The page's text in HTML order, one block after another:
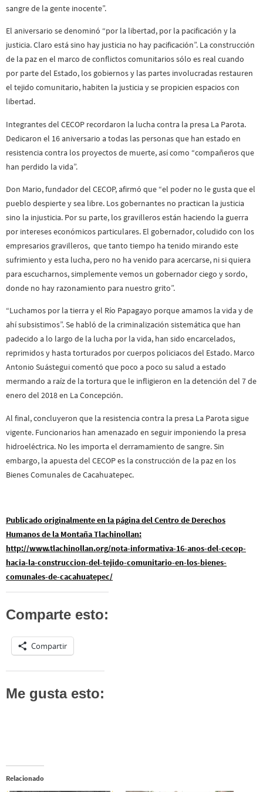
sangre de la gente inocente”.
El aniversario se denominó “por la libertad, por la pacificación y la
justicia. Claro está sino hay justicia no hay pacificación”. La construcción
de la paz en el marco de conflictos comunitarios sólo es real cuando
por parte del Estado, los gobiernos y las partes involucradas restauren
el tejido comunitario, habiten la justicia y se propicien espacios con
libertad.
Integrantes del CECOP recordaron la lucha contra la presa La Parota.
Dedicaron el 16 aniversario a todas las personas que han estado en
resistencia contra los proyectos de muerte, así como “compañeros que
han perdido la vida”.
Don Mario, fundador del CECOP, afirmó que “el poder no le gusta que el
pueblo despierte y sea libre. Los gobernantes no practican la justicia
sino la injusticia. Por su parte, los gravilleros están haciendo la guerra
por intereses económicos particulares. El gobernador, coludido con los
empresarios gravilleros, que tanto tiempo ha tenido mirando este
sufrimiento y esta lucha, pero no ha venido para acercarse, ni si quiera
para escucharnos, simplemente vemos un gobernador ciego y sordo,
donde no hay razonamiento para nuestro grito”.
“Luchamos por la tierra y el Río Papagayo porque amamos la vida y de
ahí subsistimos”. Se habló de la criminalización sistemática que han
padecido a lo largo de la lucha por la vida, han sido encarcelados,
reprimidos y hasta torturados por cuerpos policiacos del Estado. Marco
Antonio Suástegui comentó que poco a poco su salud a estado
mermando a raíz de la tortura que le infligieron en la detención del 7 de
enero del 2018 en La Concepción.
Al final, concluyeron que la resistencia contra la presa La Parota sigue
vigente. Funcionarios han amenazado en seguir imponiendo la presa
hidroeléctrica. No les importa el derramamiento de sangre. Sin
embargo, la apuesta del CECOP es la construcción de la paz en los
Bienes Comunales de Cacahuatepec.
Publicado originalmente en la página del Centro de Derechos
Humanos de la Montaña Tlachinollan:
http://www.tlachinollan.org/nota-informativa-16-anos-del-cecop-
hacia-la-construccion-del-tejido-comunitario-en-los-bienes-
comunales-de-cacahuatepec/
Comparte esto:
Compartir
Me gusta esto:
Relacionado